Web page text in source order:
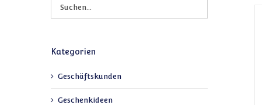
Kategorien
Geschäftskunden
Geschenkideen